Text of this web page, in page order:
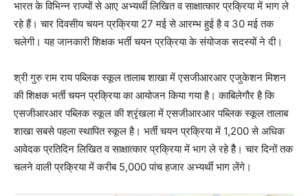
भारत के विभिन्न राज्यों से आए अभ्यर्थी लिखित व साक्षात्कार प्रक्रिया में भाग ले
रहे हैं। चार दिवसीय चयन प्रक्रिया 27 मई से आरम्भ हुई है व 30 मई तक
चलेगी। यह जानकारी शिक्षक भर्ती चयन प्रक्रिया के संयोजक सदस्यों ने दी।
श्री गुरु राम राय पब्लिक स्कूल तालाब शाखा में एसजीआरआर एजुकेशन मिशन
की शिक्षक भर्ती चयन प्रक्रिया का आयोजन किया गया है। काबिलेगौर है कि
एसजीआरआर पब्लिक स्कूल की श्रृंखला में एसजीआरआर पब्लिक स्कूल तालाब
शाखा सबसे पहला स्थापित स्कूल है। भर्ती चयन प्रक्रिया में 1,200 से अधिक
आवेदक प्रतिदिन लिखित व साक्षात्कार प्रक्रिया में भाग ले रहे हैै। चार दिनों तक
चलने वाली प्रक्रिया में करीब 5,000 पांच हजार अभ्यर्थी भाग लेंगे।